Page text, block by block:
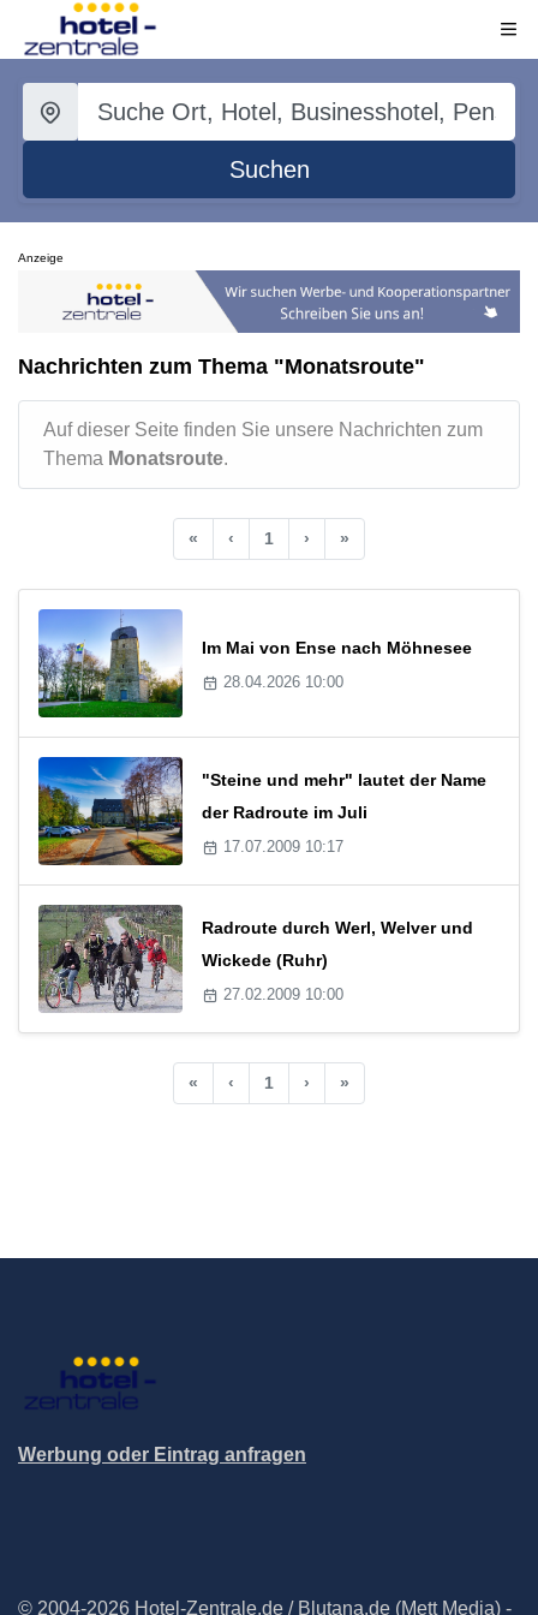
Suchen
Anzeige
Nachrichten zum Thema "Monatsroute"
Auf dieser Seite finden Sie unsere Nachrichten zum
Thema Monatsroute.
« ‹ 1 › »
Im Mai von Ense nach Möhnesee
28.04.2026 10:00
"Steine und mehr" lautet der Name
der Radroute im Juli
17.07.2009 10:17
Radroute durch Werl, Welver und
Wickede (Ruhr)
27.02.2009 10:00
« ‹ 1 › »
Werbung oder Eintrag anfragen
© 2004-2026 Hotel-Zentrale.de / Blutana.de (Mett Media) -